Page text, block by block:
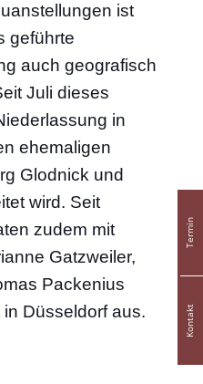
ist
geführte
auch geografisch
Juli dieses
in
ehemaligen
Glodnick und
wird. Seit
zudem mit
Gatzweiler,
Packenius
Düsseldorf aus.
Kontakt
Termin